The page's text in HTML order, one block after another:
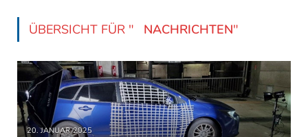
ÜBERSICHT FÜR " NACHRICHTEN"
20. JANUAR 2025